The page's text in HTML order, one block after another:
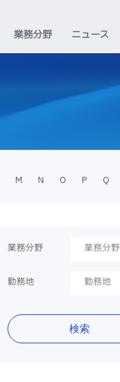
業務分野 ニュース
M N O P Q
業務分野 業務分野
勤務地 勤務地
検索